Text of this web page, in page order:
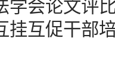
学会论文评
挂互促干部